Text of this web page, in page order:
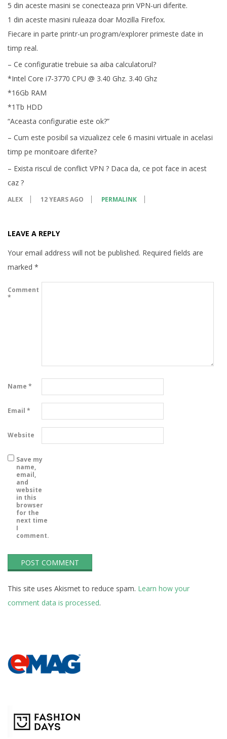
5 din aceste masini se conecteaza prin VPN-uri diferite.
1 din aceste masini ruleaza doar Mozilla Firefox.
Fiecare in parte printr-un program/explorer primeste date in
timp real.
– Ce configuratie trebuie sa aiba calculatorul?
*Intel Core i7-3770 CPU @ 3.40 Ghz. 3.40 Ghz
*16Gb RAM
*1Tb HDD
“Aceasta configuratie este ok?”
– Cum este posibil sa vizualizez cele 6 masini virtuale in acelasi
timp pe monitoare diferite?
– Exista riscul de conflict VPN ? Daca da, ce pot face in acest
caz ?
ALEX 12 YEARS AGO PERMALINK
LEAVE A REPLY
Your email address will not be published. Required fields are
marked *
Comment
*
Name *
Email *
Website
Save my
name,
email,
and
website
in this
browser
for the
next time
I
comment.
This site uses Akismet to reduce spam. Learn how your
comment data is processed.